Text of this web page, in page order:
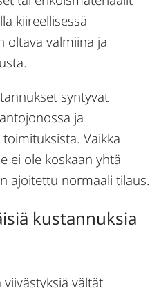
kiireellisessä
oltava valmiina ja
syntyvät
ja
Vaikka
ei ole koskaan yhtä
ajoitettu normaali tilaus.
kustannuksia
vältät